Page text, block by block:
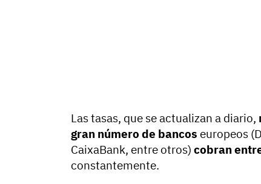
Las tasas, que se actualizan a diario,
gran número de bancos europeos
CaixaBank, entre otros) cobran
constantemente.